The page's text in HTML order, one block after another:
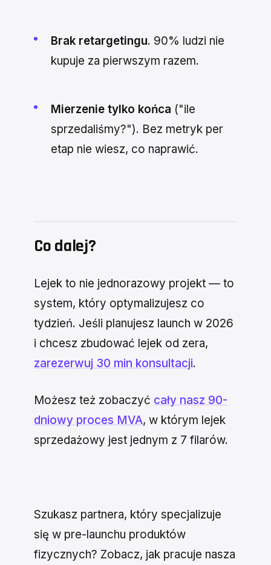
Brak retargetingu. 90% ludzi nie
kupuje za pierwszym razem.
Mierzenie tylko końca ("ile
sprzedaliśmy?"). Bez metryk per
etap nie wiesz, co naprawić.
Co dalej?
Lejek to nie jednorazowy projekt — to
system, który optymalizujesz co
tydzień. Jeśli planujesz launch w 2026
i chcesz zbudować lejek od zera,
zarezerwuj 30 min konsultacji.
Możesz też zobaczyć cały nasz 90-
dniowy proces MVA, w którym lejek
sprzedażowy jest jednym z 7 filarów.
Szukasz partnera, który specjalizuje
się w pre-launchu produktów
fizycznych? Zobacz, jak pracuje nasza